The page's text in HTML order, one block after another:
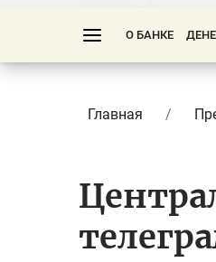
О БАНКЕ
Главная